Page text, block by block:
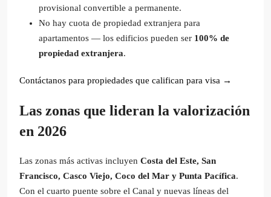
provisional convertible a permanente.
No hay cuota de propiedad extranjera para
apartamentos — los edificios pueden ser 100% de
propiedad extranjera.
Contáctanos para propiedades que califican para visa →
Las zonas que lideran la valorización
en 2026
Las zonas más activas incluyen Costa del Este, San
Francisco, Casco Viejo, Coco del Mar y Punta Pacífica.
Con el cuarto puente sobre el Canal y nuevas líneas del